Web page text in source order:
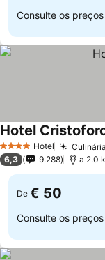
Consulte os
4 EstrelasHotel
Hotel
6,3 9.288 a 2.0
De € 50
Consulte os